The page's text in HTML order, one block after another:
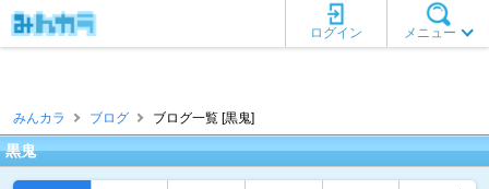
メニュー
ログイン
みんカラ ブログ ブログ一覧 [黒鬼]
黒鬼